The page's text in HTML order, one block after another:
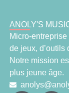
ANOLY'S
Micro-
de jeux, d’outils
Notre mission
plus jeune âge.